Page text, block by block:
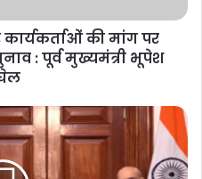
की मांग पर
: पूर्व मुख्यमंत्री भूपेश